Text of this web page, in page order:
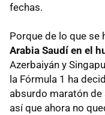
fechas.
Porque de lo que se
Arabia Saudí en el
Azerbaiyán y
la Fórmula 1 ha
absurdo maratón de
así que ahora no